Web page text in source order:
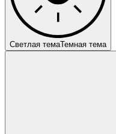
Светлая темаТемная тема